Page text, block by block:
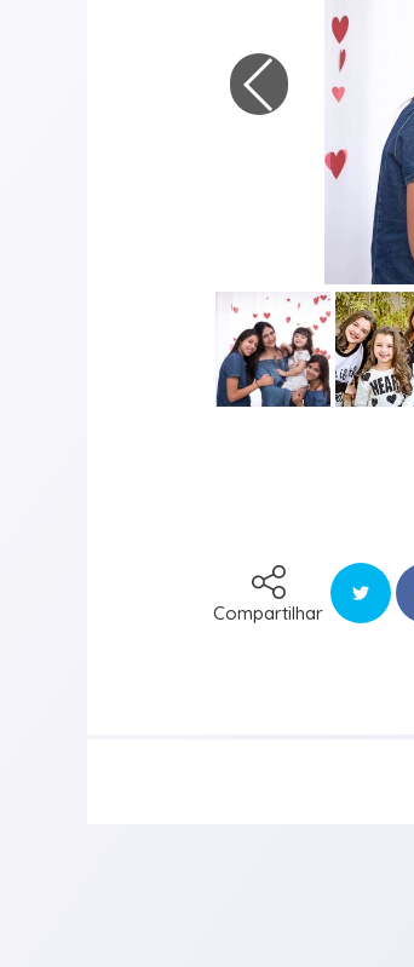
Compartilhar